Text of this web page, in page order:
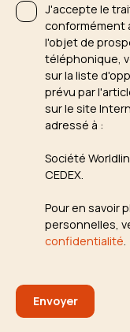
J'accepte le
conformément
l'objet de
téléphonique,
sur la liste
prévu par
sur le site
adressé à :
Société
CEDEX.
Pour en savoir
personnelles,
confidentialité
Envoyer